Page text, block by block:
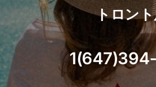
トロン